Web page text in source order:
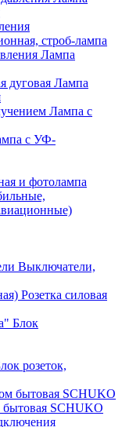
строб-лампа
Лампа
Лампа
Лампа с
с УФ-
и фотолампа
Выключатели,
Розетка силовая
Блок
розеток,
SCHUKO